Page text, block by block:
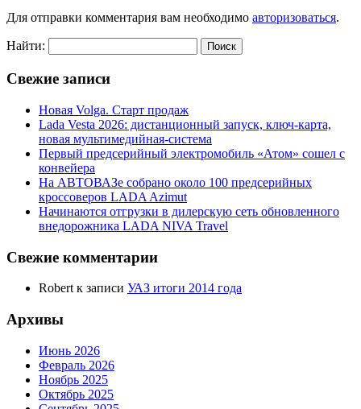
Для отправки комментария вам необходимо авторизоваться.
Найти:
Свежие записи
Новая Volga. Старт продаж
Lada Vesta 2026: дистанционный запуск, ключ-карта,
новая мультимедийная-система
Первый предсерийный электромобиль «Атом» сошел с
конвейера
На АВТОВАЗе собрано около 100 предсерийных
кроссоверов LADA Azimut
Начинаются отгрузки в дилерскую сеть обновленного
внедорожника LADA NIVA Travel
Свежие комментарии
Robert к записи УАЗ итоги 2014 года
Архивы
Июнь 2026
Февраль 2026
Ноябрь 2025
Октябрь 2025